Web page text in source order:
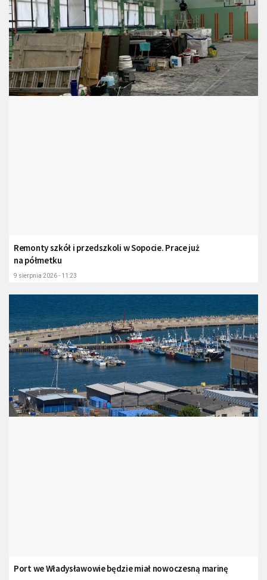
Remonty szkół i przedszkoli w Sopocie. Prace już
na półmetku
9 sierpnia 2026 - 11:23
Port we Władysławowie będzie miał nowoczesną marinę